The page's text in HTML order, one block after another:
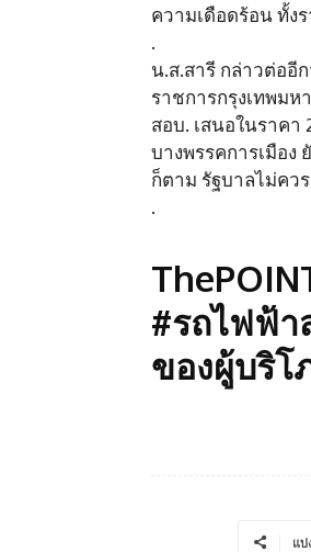
ความเดือดร้อน ทั้ง
.
น.ส.สารี กล่าวต่ออี
ราชการกรุงเทพม
สอบ. เสนอในราค
บางพรรคการเมือง
ก็ตาม รัฐบาลไม่คว
.
#รถไฟฟ้า
ของผู้บริโ
แบ่